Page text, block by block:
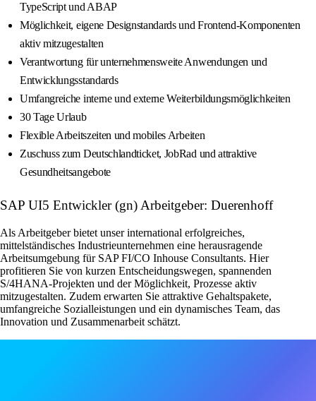
TypeScript und ABAP
Möglichkeit, eigene Designstandards und Frontend-Komponenten
aktiv mitzugestalten
Verantwortung für unternehmensweite Anwendungen und
Entwicklungsstandards
Umfangreiche interne und externe Weiterbildungsmöglichkeiten
30 Tage Urlaub
Flexible Arbeitszeiten und mobiles Arbeiten
Zuschuss zum Deutschlandticket, JobRad und attraktive
Gesundheitsangebote
SAP UI5 Entwickler (gn) Arbeitgeber: Duerenhoff
Als Arbeitgeber bietet unser international erfolgreiches,
mittelständisches Industrieunternehmen eine herausragende
Arbeitsumgebung für SAP FI/CO Inhouse Consultants. Hier
profitieren Sie von kurzen Entscheidungswegen, spannenden
S/4HANA-Projekten und der Möglichkeit, Prozesse aktiv
mitzugestalten. Zudem erwarten Sie attraktive Gehaltspakete,
umfangreiche Sozialleistungen und ein dynamisches Team, das
Innovation und Zusammenarbeit schätzt.